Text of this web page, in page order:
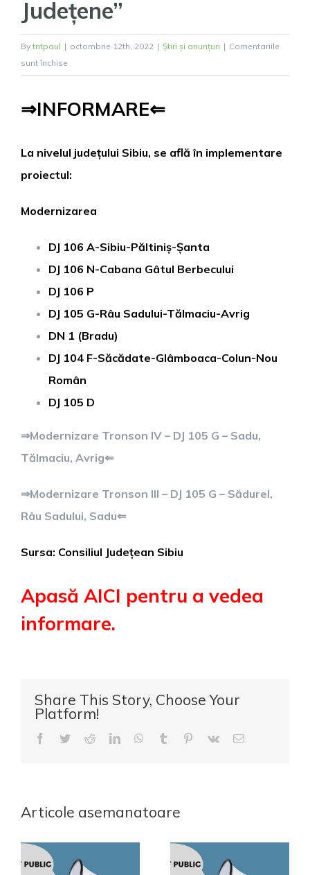
Județene”
By tntpaul | octombrie 12th, 2022 | Știri și anunțuri | Comentariile
sunt închise
Informare
Județean
„Modernizare
Drumuri
⇒INFORMARE⇐
La nivelul județului Sibiu, se află în implementare
proiectul:
Modernizarea
DJ 106 A-Sibiu-Păltiniș-Șanta
DJ 106 N-Cabana Gâtul Berbecului
DJ 106 P
DJ 105 G-Râu Sadului-Tălmaciu-Avrig
DN 1 (Bradu)
DJ 104 F-Săcădate-Glâmboaca-Colun-Nou
Român
DJ 105 D
⇒Modernizare Tronson IV – DJ 105 G – Sadu,
Tălmaciu, Avrig⇐
⇒Modernizare Tronson III – DJ 105 G – Sădurel,
Râu Sadului, Sadu⇐
Sursa: Consiliul Județean Sibiu
Apasă AICI pentru a vedea
informare.
Share This Story, Choose Your
Platform!
Facebook
TwitterRedditLinkedInWhatsApp
Tumblr Pinterest
Vk
E-
Articole asemanatoare